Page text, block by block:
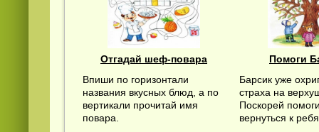
Отгадай шеф-повара
Впиши по горизонтали
названия вкусных блюд, а по
вертикали прочитай имя
повара.
Помоги
Барсик уже
страха на
Поскорей
вернуться к